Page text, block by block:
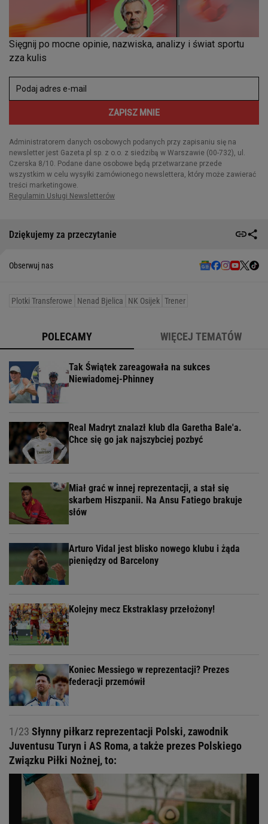
Dziękujemy za przeczytanie
Obserwuj nas
Plotki Transferowe Nenad Bjelica NK Osijek Trener
POLECAMY WIĘCEJ TEMATÓW
Tak Świątek zareagowała na sukces
Niewiadomej-Phinney
Real Madryt znalazł klub dla Garetha Bale'a.
Chce się go jak najszybciej pozbyć
Miał grać w innej reprezentacji, a stał się
skarbem Hiszpanii. Na Ansu Fatiego brakuje
słów
Arturo Vidal jest blisko nowego klubu i żąda
pieniędzy od Barcelony
Kolejny mecz Ekstraklasy przełożony!
Koniec Messiego w reprezentacji? Prezes
federacji przemówił
1/23 Słynny piłkarz reprezentacji Polski, zawodnik
Juventusu Turyn i AS Roma, a także prezes Polskiego
Związku Piłki Nożnej, to: